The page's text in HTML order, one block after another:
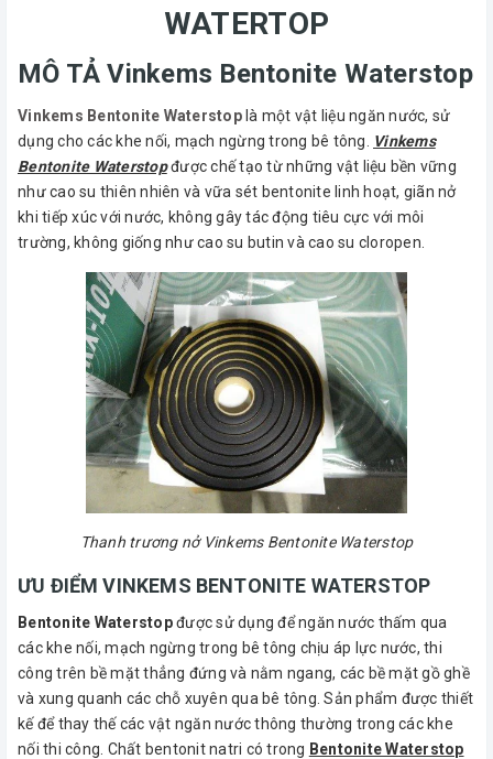
WATERTOP
MÔ TẢ Vinkems Bentonite Waterstop
Vinkems Bentonite Waterstoplà một vật liệu ngăn nước, sử
dụng cho các khe nối, mạch ngừng trong bê tông.
Vinkems
Bentonite Waterstopđược chế tạo từ những vật liệu bền vững
như cao su thiên nhiên và vữa sét bentonite linh hoạt, giãn nở
khi tiếp xúc với nước, không gây tác động tiêu cực với môi
trường, không giống như cao su butin và cao su cloropen.
Thanh trương nở Vinkems Bentonite Waterstop
ƯU ĐIỂM VINKEMS BENTONITE WATERSTOP
Bentonite Waterstopđược sử dụng để ngăn nước thấm qua
các khe nối, mạch ngừng trong bê tông chịu áp lực nước, thi
công trên bề mặt thẳng đứng và nằm ngang, các bề mặt gồ ghề
và xung quanh các chỗ xuyên qua bê tông. Sản phẩm được thiết
kế để thay thế các vật ngăn nước thông thường trong các khe
nối thi công. Chất bentonit natri có trong Bentonite Waterstop